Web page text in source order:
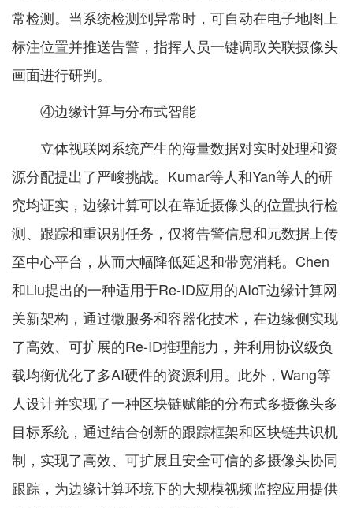
常检测。当系统检测到异常时，可自动在电子地图上
标注位置并推送告警，指挥人员一键调取关联摄像头
画面进行研判。
④边缘计算与分布式智能
立体视联网系统产生的海量数据对实时处理和资
源分配提出了严峻挑战。Kumar等人和Yan等人的研
究均证实，边缘计算可以在靠近摄像头的位置执行检
测、跟踪和重识别任务，仅将告警信息和元数据上传
至中心平台，从而大幅降低延迟和带宽消耗。Chen
和Liu提出的一种适用于Re-ID应用的AIoT边缘计算网
关新架构，通过微服务和容器化技术，在边缘侧实现
了高效、可扩展的Re-ID推理能力，并利用协议级负
载均衡优化了多AI硬件的资源利用。此外，Wang等
人设计并实现了一种区块链赋能的分布式多摄像头多
目标系统，通过结合创新的跟踪框架和区块链共识机
制，实现了高效、可扩展且安全可信的多摄像头协同
跟踪，为边缘计算环境下的大规模视频监控应用提供